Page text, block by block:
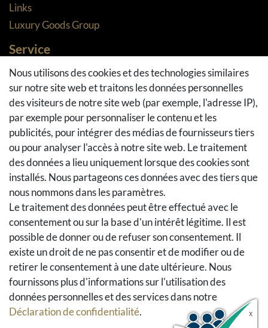
Links
Luxury Goods Group
Service
Méthodes de paiement
Méthodes et coûts de transport
Droit de rétractation
Retours
Se rétracter du contrat
Panier d'achat
A la caisse
Aide
Social Media
Facebook
Instagram
Pinterest
Youtube
Houzz
Nous utilisons des cookies et des technologies similaires
sur notre site web et traitons les données personnelles
des visiteurs de notre site web (par exemple, l'adresse IP),
par exemple pour personnaliser le contenu et les
publicités, pour intégrer des médias de fournisseurs tiers
ou pour analyser l'accès à notre site web. Le traitement
des données a lieu uniquement lorsque des cookies sont
installés. Nous partageons ces données avec des tiers que
nous nommons dans les paramètres.
Le traitement des données peut être effectué avec le
consentement ou sur la base d'un intérêt légitime. Il est
possible de donner ou de refuser son consentement. Il
existe un droit de ne pas consentir et de modifier ou de
retirer le consentement à une date ultérieure. Nous
fournissons plus d'informations sur l'utilisation des
données personnelles et des services dans notre
Déclaration de confidentialité.